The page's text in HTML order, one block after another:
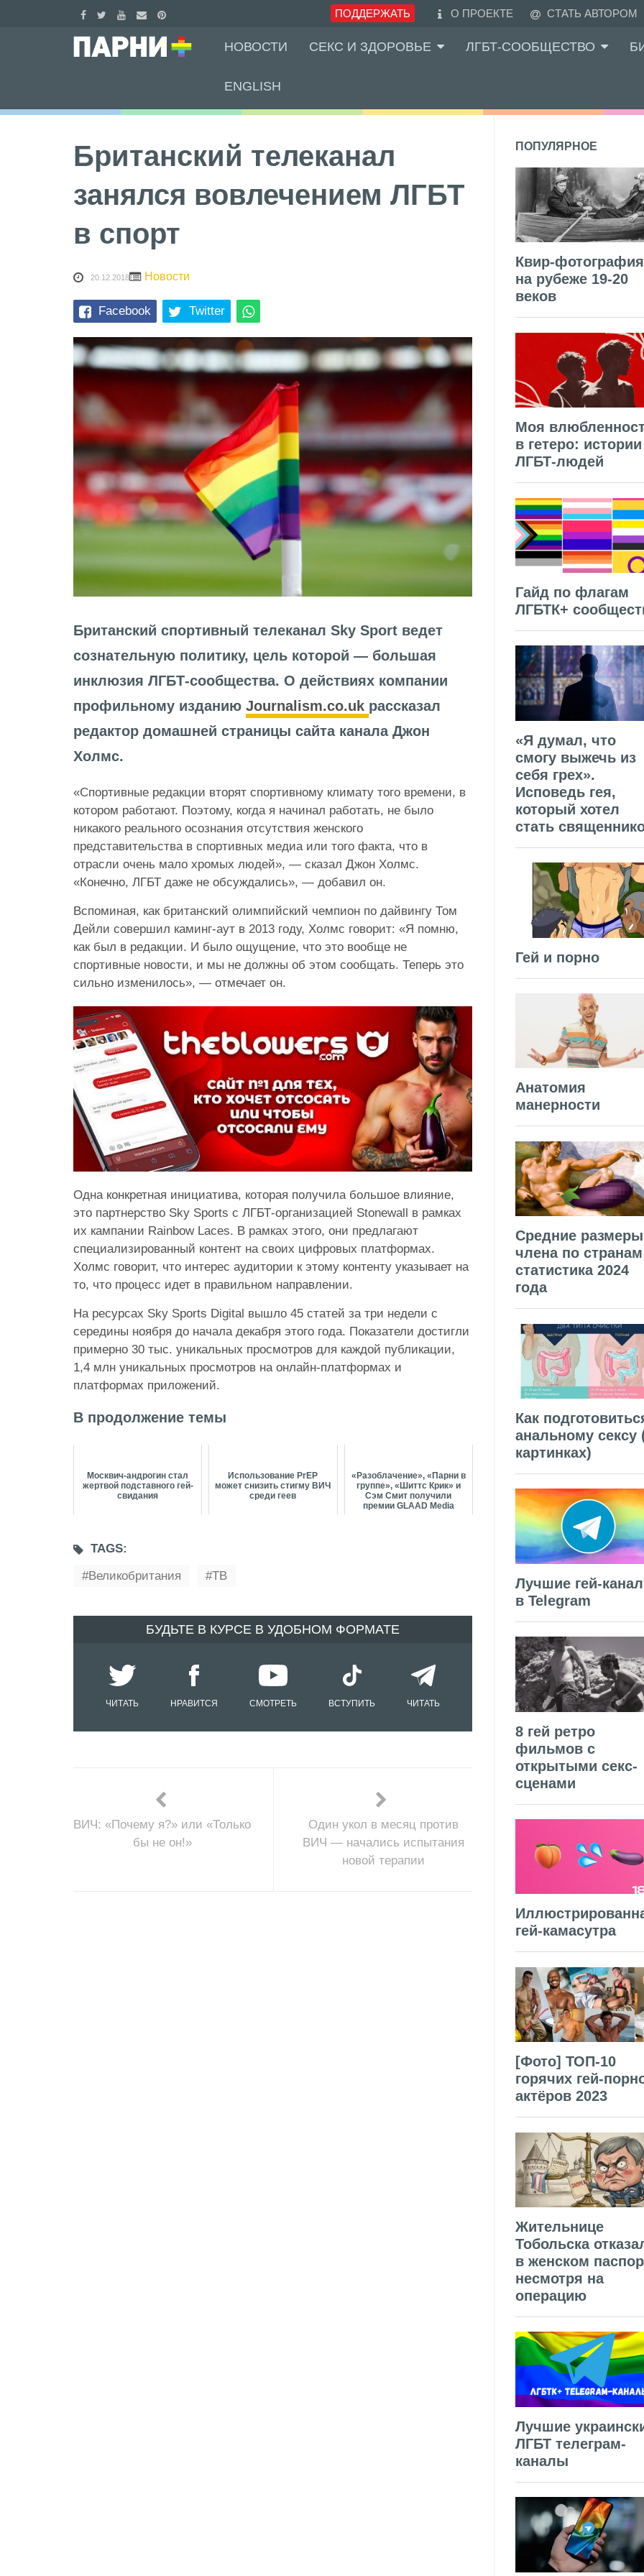
ПОДДЕРЖАТЬ О ПРОЕКТЕ СТАТЬ АВТОРОМ
НОВОСТИ СЕКС И ЗДОРОВЬЕ ЛГБТ-СООБЩЕСТВО
ENGLISH
Британский телеканал
занялся вовлечением ЛГБТ
в спорт
20.12.2018 Новости
Facebook Twitter
Британский спортивный телеканал Sky Sport ведет
сознательную политику, цель которой — большая
инклюзия ЛГБТ-сообщества. О действиях компании
профильному изданию Journalism.co.uk рассказал
редактор домашней страницы сайта канала Джон
Холмс.
«Спортивные редакции вторят спортивному климату того времени, в
котором работают. Поэтому, когда я начинал работать, не было
никакого реального осознания отсутствия женского
представительства в спортивных медиа или того факта, что в
отрасли очень мало хромых людей», — сказал Джон Холмс.
«Конечно, ЛГБТ даже не обсуждались», — добавил он.
Вспоминая, как британский олимпийский чемпион по дайвингу Том
Дейли совершил каминг-аут в 2013 году, Холмс говорит: «Я помню,
как был в редакции. И было ощущение, что это вообще не
спортивные новости, и мы не должны об этом сообщать. Теперь это
сильно изменилось», — отмечает он.
Одна конкретная инициатива, которая получила большое влияние,
это партнерство Sky Sports с ЛГБТ-организацией Stonewall в рамках
их кампании Rainbow Laces. В рамках этого, они предлагают
специализированный контент на своих цифровых платформах.
Холмс говорит, что интерес аудитории к этому контенту указывает на
то, что процесс идет в правильном направлении.
На ресурсах Sky Sports Digital вышло 45 статей за три недели с
середины ноября до начала декабря этого года. Показатели достигли
примерно 30 тыс. уникальных просмотров для каждой публикации,
1,4 млн уникальных просмотров на онлайн-платформах и
платформах приложений.
В продолжение темы
Москвич-андрогин стал
жертвой подставного гей-
свидания
Использование PrEP
может снизить стигму ВИЧ
среди геев
«Разоблачение», «Парни в
группе», «Шиттс Крик» и
Сэм Смит получили
премии GLAAD Media
TAGS:
Великобритания
ТВ
БУДЬТЕ В КУРСЕ В УДОБНОМ ФОРМАТЕ
ЧИТАТЬ НРАВИТСЯ СМОТРЕТЬ ВСТУПИТЬ ЧИТАТЬ
ВИЧ: «Почему я?» или «Только
бы не он!»
Один укол в месяц против
ВИЧ — начались испытания
новой терапии
ПОПУЛЯРНОЕ
Квир-фотография
на рубеже 19-20
веков
Моя
в гетеро: истории
ЛГБТ-людей
Гайд по флагам
ЛГБТК+
«Я думал, что
смогу выжечь из
себя грех».
Исповедь гея,
который хотел
стать
Гей и порно
Анатомия
манерности
Средние размеры
члена по
статистика 2024
года
Как
анальному сексу
картинках)
Лучшие гей-
в Telegram
8 гей ретро
фильмов с
открытыми секс-
сценами
гей-камасутра
[Фото] ТОП-10
горячих гей-
актёров 2023
Жительнице
Тобольска
в женском
несмотря на
операцию
Лучшие
ЛГБТ телеграм-
каналы